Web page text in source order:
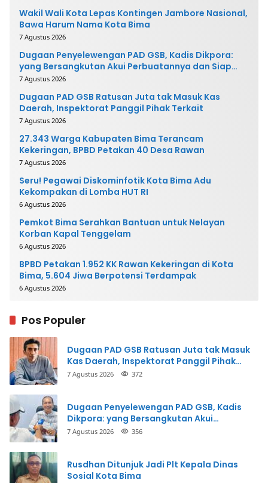
Wakil Wali Kota Lepas Kontingen Jambore Nasional,
Bawa Harum Nama Kota Bima
7 Agustus 2026
Dugaan Penyelewengan PAD GSB, Kadis Dikpora:
yang Bersangkutan Akui Perbuatannya dan Siap
Mengembalikan Uang
7 Agustus 2026
Dugaan PAD GSB Ratusan Juta tak Masuk Kas
Daerah, Inspektorat Panggil Pihak Terkait
7 Agustus 2026
27.343 Warga Kabupaten Bima Terancam
Kekeringan, BPBD Petakan 40 Desa Rawan
7 Agustus 2026
Seru! Pegawai Diskominfotik Kota Bima Adu
Kekompakan di Lomba HUT RI
6 Agustus 2026
Pemkot Bima Serahkan Bantuan untuk Nelayan
Korban Kapal Tenggelam
6 Agustus 2026
BPBD Petakan 1.952 KK Rawan Kekeringan di Kota
Bima, 5.604 Jiwa Berpotensi Terdampak
6 Agustus 2026
Pos Populer
Dugaan PAD GSB Ratusan Juta tak Masuk
Kas Daerah, Inspektorat Panggil Pihak
Terkait
7 Agustus 2026 372
Dugaan Penyelewengan PAD GSB, Kadis
Dikpora: yang Bersangkutan Akui
Perbuatannya dan Siap Mengembalikan
7 Agustus 2026 356
Rusdhan Ditunjuk Jadi Plt Kepala Dinas
Sosial Kota Bima